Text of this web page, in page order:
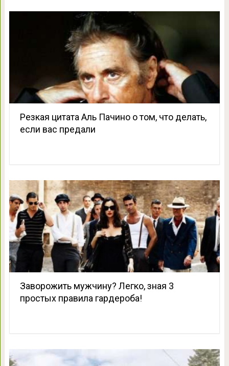
Резкая цитата Аль Пачино о том, что делать,
если вас предали
Заворожить мужчину? Легко, зная 3
простых правила гардероба!